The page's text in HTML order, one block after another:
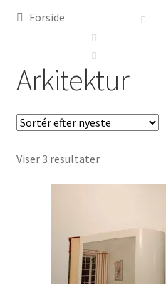
Børnebøger
Forside
Arkitektur
Viser 3 resultaterSorteret